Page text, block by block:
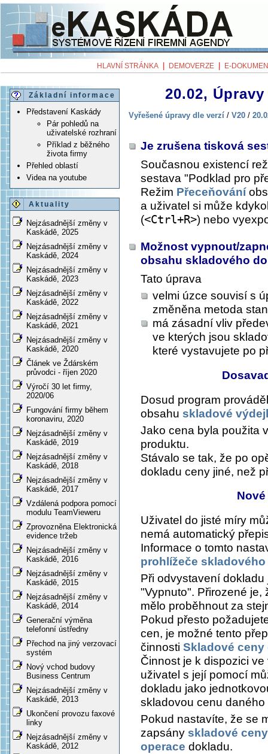
HLAVNÍ STRÁNKA DEMOVERZE E-
Základní informace
Představení Kaskády
Pár pohledů na
uživatelské rozhraní
Příklad z běžného
života firmy
Přehled oblastí
Videa na youtube
Aktuality
Nejzásadnější změny v
Kaskádě, 2025
Nejzásadnější změny v
Kaskádě, 2024
Nejzásadnější změny v
Kaskádě, 2023
Nejzásadnější změny v
Kaskádě, 2022
Nejzásadnější změny v
Kaskádě, 2021
Nejzásadnější změny v
Kaskádě, 2020
Článek ve Ždárském
průvodci - říjen 2020
Výročí 30 let firmy,
2020/06
Fungování firmy během
koronaviru, 2020
Nejzásadnější změny v
Kaskádě, 2019
Nejzásadnější změny v
Kaskádě, 2018
Nejzásadnější změny v
Kaskádě, 2017
Vzdálená podpora pomocí
modulu TeamVieweru
Zprovozněna Elektronická
evidence tržeb
Nejzásadnější změny v
Kaskádě, 2016
Nejzásadnější změny v
Kaskádě, 2015
Nejzásadnější změny v
Kaskádě, 2014
Generační výměna
telefonní ústředny
Přechod na jiný verzovací
systém
Nový vchod budovy
Business Centrum
Nejzásadnější změny v
Kaskádě, 2013
Ukončení provozu faxové
linky
Nejzásadnější změny v
Kaskádě, 2012
20.02,
Vyřešené úpravy dle verzí / V20 /
Je zrušena tisková
Současnou existencí
sestava "Podklad pro
Režim Přeceňování
a uživatel si může
(<Ctrl+R>) nebo
Možnost vypnout/
obsahu skladového
Tato úprava
velmi úzce souvisí s
změněna metoda
má zásadní vliv
ve kterých jsou
které vystavujete po
Dosud program
obsahu skladové
Jako cena byla použita
produktu.
Stávalo se tak, že po
dokladu ceny jiné, než
Uživatel do jisté míry
nemá automatický
Informace o tomto
prohlížeče
Při odvystavení
"Vypnuto". Přirozené
mělo proběhnout za
Pokud přesto
cen, je možné tento
činnosti Skladové
Činnost je k dispozici
uživatel s její pomocí
dokladu jako
skladovou cenu
Pokud nastavíte, že se
zapsány skladové ceny
operace dokladu.